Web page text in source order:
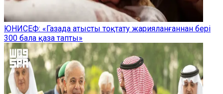
ЮНИСЕФ: «Газада атысты тоқтату жарияланғаннан бері
300 бала қаза тапты»